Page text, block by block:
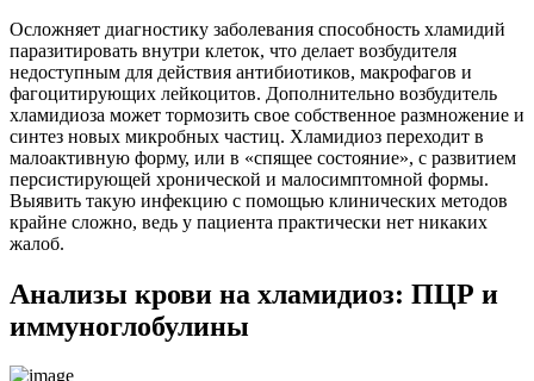
Осложняет диагностику заболевания способность хламидий
паразитировать внутри клеток, что делает возбудителя
недоступным для действия антибиотиков, макрофагов и
фагоцитирующих лейкоцитов. Дополнительно возбудитель
хламидиоза может тормозить свое собственное размножение и
синтез новых микробных частиц. Хламидиоз переходит в
малоактивную форму, или в «спящее состояние», с развитием
персистирующей хронической и малосимптомной формы.
Выявить такую инфекцию с помощью клинических методов
крайне сложно, ведь у пациента практически нет никаких
жалоб.
Анализы крови на хламидиоз: ПЦР и
иммуноглобулины